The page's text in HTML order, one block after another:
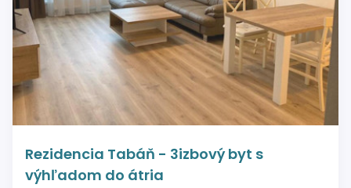
Rezidencia Tabáň - 3izbový byt s
výhľadom do átria